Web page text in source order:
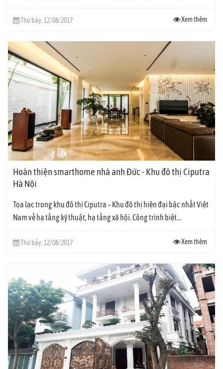
Thứ bảy, 12/08/2017 Xem thêm
Hoàn thiện smarthome nhà anh Đức - Khu đô thị Ciputra
Hà Nội
Tọa lạc trong khu đô thị Ciputra – Khu đô thị hiện đại bậc nhất Việt
Nam về hạ tầng kỹ thuật, hạ tầng xã hội. Công trình biệt...
Thứ bảy, 12/08/2017 Xem thêm